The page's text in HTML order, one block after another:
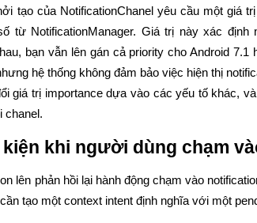
tạo của NotificationChanel yêu cầu một giá
từ NotificationManager. Giá trị này xác định
bạn vẫn lên gán cả priority cho Android 7.1
hệ thống không đảm bảo việc hiện thị
giá trị importance dựa vào các yếu tố khác,
chanel.
khi người dùng chạm
lên phản hồi lại hành động chạm vào
tạo một context intent định nghĩa với một